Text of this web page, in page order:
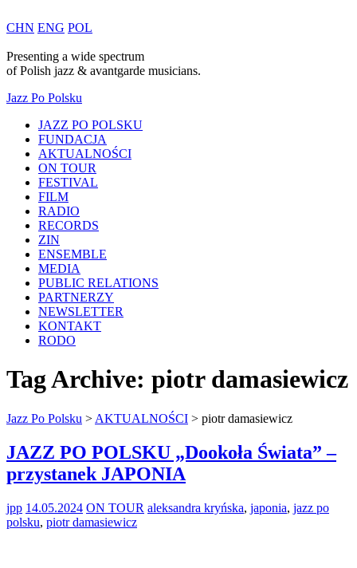
CHN ENG POL
Presenting a wide spectrum
ofPolish jazz & avantgarde musicians.
Jazz Po Polsku
JAZZ PO POLSKU
FUNDACJA
AKTUALNOŚCI
ON TOUR
FESTIVAL
FILM
RADIO
RECORDS
ZIN
ENSEMBLE
MEDIA
PUBLIC RELATIONS
PARTNERZY
NEWSLETTER
KONTAKT
RODO
Tag Archive: piotr damasiewicz
Jazz Po Polsku > AKTUALNOŚCI > piotr damasiewicz
JAZZ PO POLSKU „Dookoła Świata” –
przystanek JAPONIA
jpp 14.05.2024 ON TOUR aleksandra kryńska, japonia, jazz po
polsku, piotr damasiewicz